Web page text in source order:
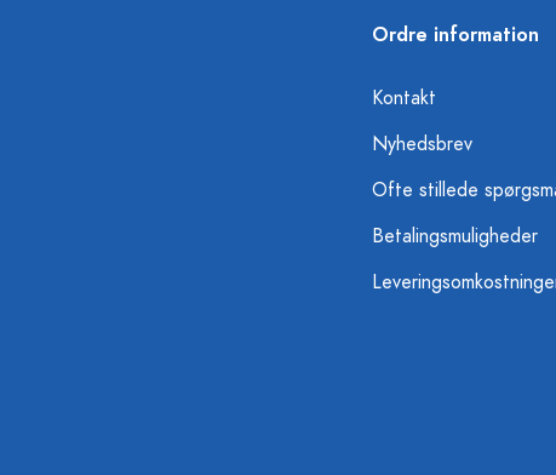
Ordre information
Kontakt
Nyhedsbrev
Ofte stillede
Betalingsmuligheder